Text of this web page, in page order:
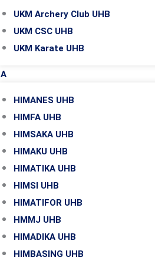
UKM Archery Club UHB
UKM CSC UHB
UKM Karate UHB
HIMANES UHB
HIMFA UHB
HIMSAKA UHB
HIMAKU UHB
HIMATIKA UHB
HIMSI UHB
HIMATIFOR UHB
HMMJ UHB
HIMADIKA UHB
HIMBASING UHB